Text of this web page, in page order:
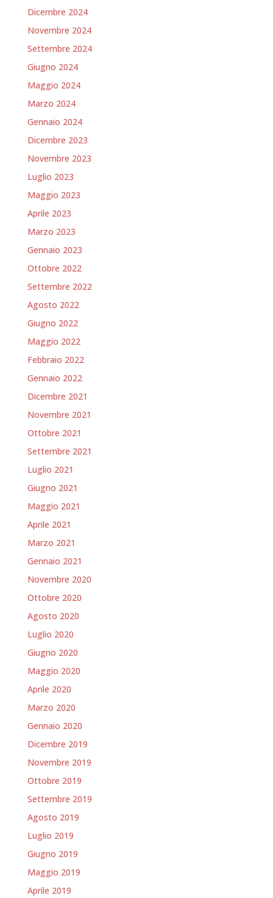
Dicembre 2024
Novembre 2024
Settembre 2024
Giugno 2024
Maggio 2024
Marzo 2024
Gennaio 2024
Dicembre 2023
Novembre 2023
Luglio 2023
Maggio 2023
Aprile 2023
Marzo 2023
Gennaio 2023
Ottobre 2022
Settembre 2022
Agosto 2022
Giugno 2022
Maggio 2022
Febbraio 2022
Gennaio 2022
Dicembre 2021
Novembre 2021
Ottobre 2021
Settembre 2021
Luglio 2021
Giugno 2021
Maggio 2021
Aprile 2021
Marzo 2021
Gennaio 2021
Novembre 2020
Ottobre 2020
Agosto 2020
Luglio 2020
Giugno 2020
Maggio 2020
Aprile 2020
Marzo 2020
Gennaio 2020
Dicembre 2019
Novembre 2019
Ottobre 2019
Settembre 2019
Agosto 2019
Luglio 2019
Giugno 2019
Maggio 2019
Aprile 2019